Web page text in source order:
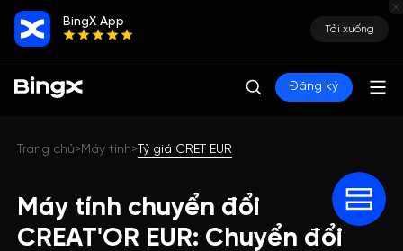
BingX App
Tải xuống
Đăng ký
Trang chủ>Máy tính>Tỷ giá CRET EUR
Máy tính chuyển đổi
CREAT'OR EUR: Chuyển đổi